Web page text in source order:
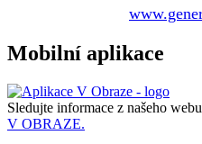
Mobilní aplikace
Sledujte informace z našeho
V OBRAZE.